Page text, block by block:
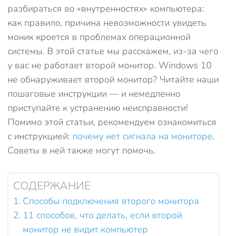
разбираться во «внутренностях» компьютера:
как правило, причина невозможности увидеть
моник кроется в проблемах операционной
системы. В этой статье мы расскажем, из-за чего
у вас не работает второй монитор. Windows 10
не обнаруживает второй монитор? Читайте наши
пошаговые инструкции — и немедленно
приступайте к устранению неисправности!
Помимо этой статьи, рекомендуем ознакомиться
с инструкцией: почему нет сигнала на мониторе.
Советы в ней также могут помочь.
СОДЕРЖАНИЕ
Способы подключения второго монитора
11 способов, что делать, если второй
монитор не видит компьютер